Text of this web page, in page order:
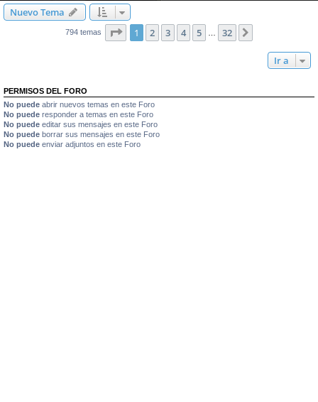
Nuevo Tema
794 temas Página de 32
1 2 3 4 5 32
Ir a
PERMISOS DEL FORO
No puede abrir nuevos temas en este Foro
No puede responder a temas en este Foro
No puede editar sus mensajes en este Foro
No puede borrar sus mensajes en este Foro
No puede enviar adjuntos en este Foro